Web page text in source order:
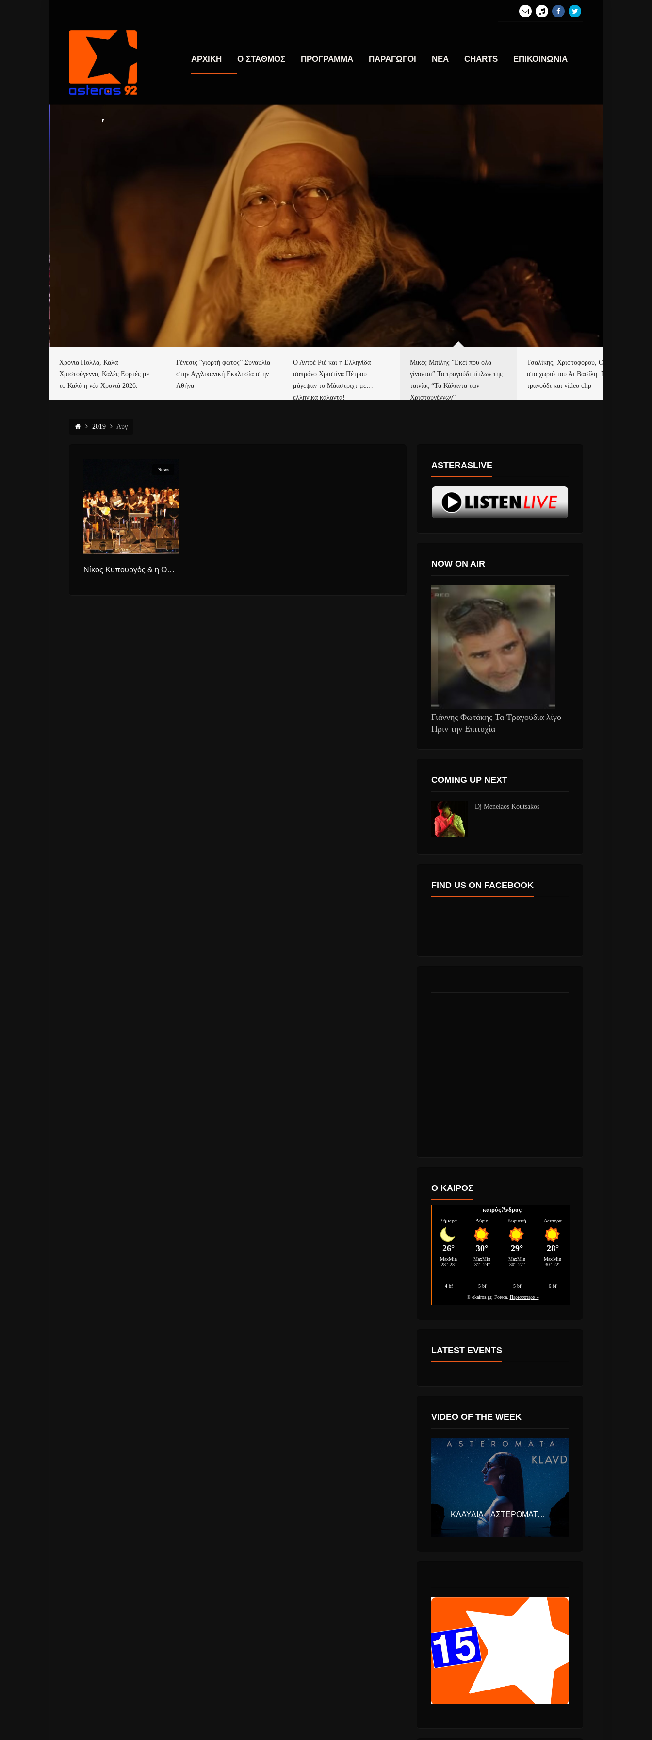
ΑΡΧΙΚΗ Ο ΣΤΑΘΜΟΣ ΠΡΟΓΡΑΜΜΑ ΠΑΡΑΓΩΓΟΙ ΝΕΑ CHARTS ΕΠΙΚΟΙΝΩΝΙΑ
Χρόνια Πολλά, Καλά
Χριστούγεννα, Καλές Εορτές με
το Καλό η νέα Χρονιά 2026.
Γένεσις “γιορτή φωτός” Συναυλία
στην Αγγλικανική Εκκλησία στην
Αθήνα
Ο Αντρέ Ριέ και η Ελληνίδα
σοπράνο Χριστίνα Πέτρου
μάγεψαν το Μάαστριχτ με…
ελληνικά κάλαντα!
Μικές Μπίλης “Εκεί που όλα
γίνονται” Το τραγούδι τίτλων της
ταινίας “Τα Κάλαντα των
Χριστουγέννων”
Τσαλίκης, Χριστοφόρου, ONE
στο χωριό του Άι Βασίλη. Νέο
τραγούδι και video clip
2019 Αυγ
News
Νίκος Κυπουργός & η Ορχήστρα των Κυκλάδων στο 5ο Φεστιβάλ Άνδρου
ASTERASLIVE
NOW ON AIR
Γιάννης Φωτάκης Τα Τραγούδια λίγο
Πριν την Επιτυχία
COMING UP NEXT
Dj Menelaos Koutsakos
FIND US ON FACEBOOK
Ο ΚΑΙΡΟΣ
καιρός Άνδρος
LATEST EVENTS
VIDEO OF THE WEEK
ΚΛΑΥΔΊΑ – ΑΣΤΕΡΟΜΆΤΑ (EUROVISION ΕΛΛΆΔΑ 2025)